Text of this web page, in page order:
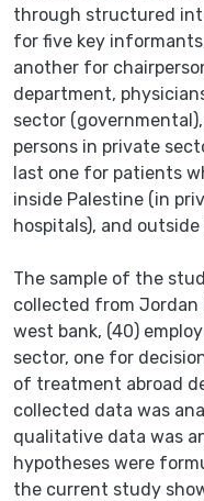
through structured
for five key
another for
department,
sector
persons in private
last one for patients
inside Palestine (in
hospitals), and
The sample of the
collected from
west bank, (40)
sector, one for
of treatment abroad
collected data was
qualitative data was
hypotheses were
the current study